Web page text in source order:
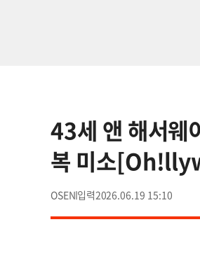
43세 앤 해서웨
복 미소
OSEN 2026.06.19 15:10